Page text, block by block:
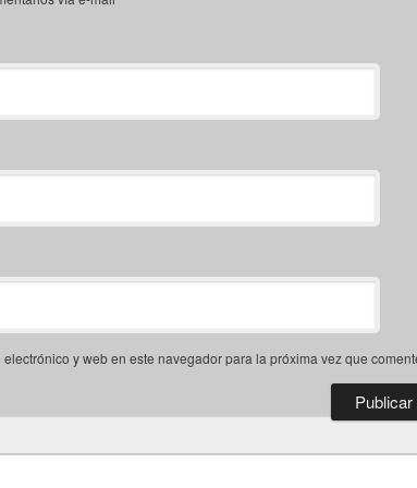
y web en este navegador para la próxima vez que